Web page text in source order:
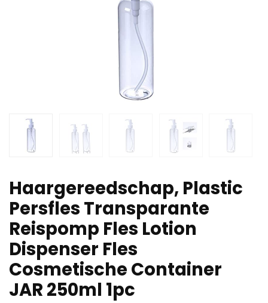
Haargereedschap, Plastic
Persfles Transparante
Reispomp Fles Lotion
Dispenser Fles
Cosmetische Container
JAR 250ml 1pc